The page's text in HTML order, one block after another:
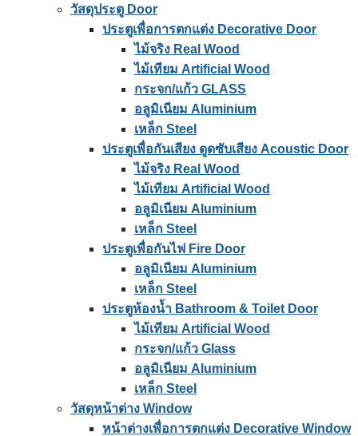
วัสดุประตู Door
ประตูเพื่อการตกแต่ง Decorative Door
ไม้จริง Real Wood
ไม้เทียม Artificial Wood
กระจก/แก้ว GLASS
อลูมิเนียม Aluminium
เหล็ก Steel
ประตูเพื่อกันเสียง ดูดซับเสียง Acoustic Door
ไม้จริง Real Wood
ไม้เทียม Artificial Wood
อลูมิเนียม Aluminium
เหล็ก Steel
ประตูเพื่อกันไฟ Fire Door
อลูมิเนียม Aluminium
เหล็ก Steel
ประตูห้องน้ำ Bathroom & Toilet Door
ไม้เทียม Artificial Wood
กระจก/แก้ว Glass
อลูมิเนียม Aluminium
เหล็ก Steel
วัสดุหน้าต่าง Window
หน้าต่างเพื่อการตกแต่ง Decorative Window